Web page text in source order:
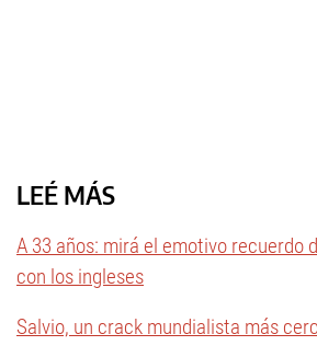
LEÉ MÁS
A 33 años: mirá el emotivo recuerdo
con los ingleses
Salvio, un crack mundialista más